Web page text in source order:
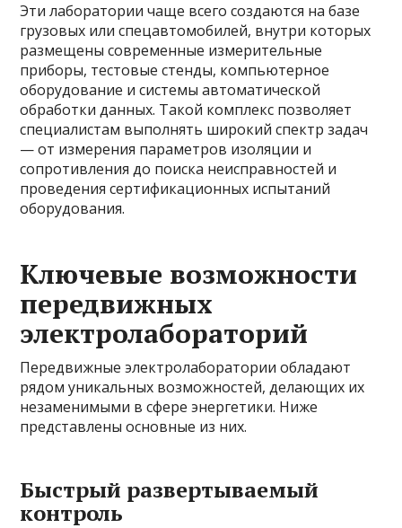
Эти лаборатории чаще всего создаются на базе
грузовых или спецавтомобилей, внутри которых
размещены современные измерительные
приборы, тестовые стенды, компьютерное
оборудование и системы автоматической
обработки данных. Такой комплекс позволяет
специалистам выполнять широкий спектр задач
— от измерения параметров изоляции и
сопротивления до поиска неисправностей и
проведения сертификационных испытаний
оборудования.
Ключевые возможности
передвижных
электролабораторий
Передвижные электролаборатории обладают
рядом уникальных возможностей, делающих их
незаменимыми в сфере энергетики. Ниже
представлены основные из них.
Быстрый развертываемый
контроль